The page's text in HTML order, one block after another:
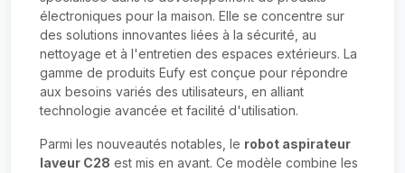
électroniques pour la maison. Elle se concentre sur
des solutions innovantes liées à la sécurité, au
nettoyage et à l'entretien des espaces extérieurs. La
gamme de produits Eufy est conçue pour répondre
aux besoins variés des utilisateurs, en alliant
technologie avancée et facilité d'utilisation.
Parmi les nouveautés notables, le robot aspirateur
laveur C28 est mis en avant. Ce modèle combine les